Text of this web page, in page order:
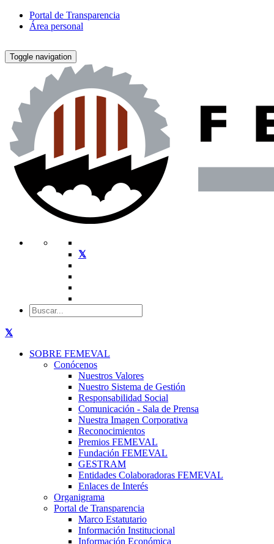
Portal de Transparencia
Área personal
Toggle navigation
SOBRE FEMEVAL
Conócenos
Nuestros Valores
Nuestro Sistema de Gestión
Responsabilidad Social
Comunicación - Sala de Prensa
Nuestra Imagen Corporativa
Reconocimientos
Premios FEMEVAL
Fundación FEMEVAL
GESTRAM
Entidades Colaboradoras FEMEVAL
Enlaces de Interés
Organigrama
Portal de Transparencia
Marco Estatutario
Información Institucional
Información Económica